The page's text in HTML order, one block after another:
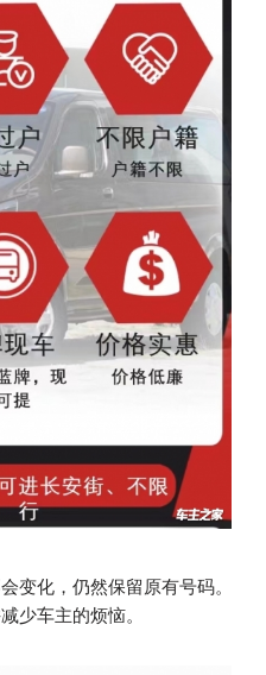
变化，仍然保留原有号码。
少车主的烦恼。